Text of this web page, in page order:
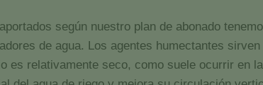
según nuestro plan de abonado
de agua. Los agentes humectantes
es relativamente seco, como suele ocurrir en